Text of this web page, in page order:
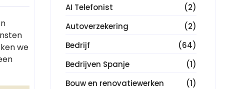
we
AI Telefonist
(2)
Autoverzekering
(2)
Bedrijf
(64)
Bedrijven Spanje
(1)
Bouw en renovatiewerken
(1)